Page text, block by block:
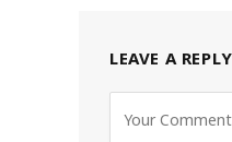
LEAVE A REPLY